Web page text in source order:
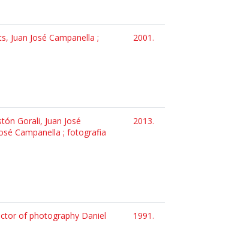
Juan José Campanella ;
2001.
Gorali, Juan José
Campanella ; fotografia
2013.
of photography Daniel
1991.